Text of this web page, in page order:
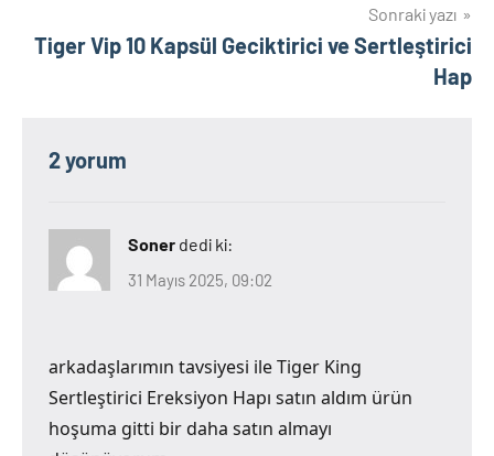
Sonraki yazı
Tiger Vip 10 Kapsül Geciktirici ve Sertleştirici
Hap
2 yorum
Soner dedi ki:
31 Mayıs 2025, 09:02
arkadaşlarımın tavsiyesi ile Tiger King
Sertleştirici Ereksiyon Hapı satın aldım ürün
hoşuma gitti bir daha satın almayı